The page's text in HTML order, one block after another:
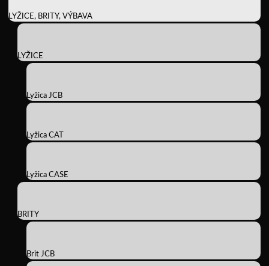
LYŽICE, BRITY, VÝBAVA
LYŽICE
Lyžica JCB
Lyžica CAT
Lyžica CASE
BRITY
Brit JCB